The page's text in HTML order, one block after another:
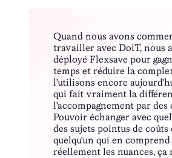
“
Quand nous avons
travailler avec DoiT, nous
déployé Flexsave pour
temps et réduire la
l'utilisons encore
qui fait vraiment la
l'accompagnement par des
Pouvoir échanger avec
des sujets pointus de coûts
quelqu'un qui en comprend
réellement les nuances, ça